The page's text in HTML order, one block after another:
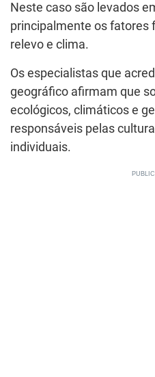
Neste caso são levados
principalmente os fatores
relevo e clima.
Os especialistas que
geográfico afirmam que
ecológicos, climáticos e
responsáveis pelas
individuais.